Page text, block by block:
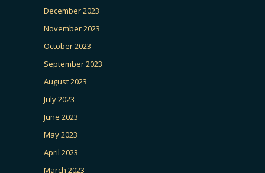
December 2023
November 2023
October 2023
September 2023
August 2023
July 2023
June 2023
May 2023
April 2023
March 2023